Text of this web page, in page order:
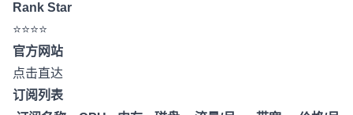
Rank Star
⭐⭐⭐⭐
官方网站
点击直达
订阅列表